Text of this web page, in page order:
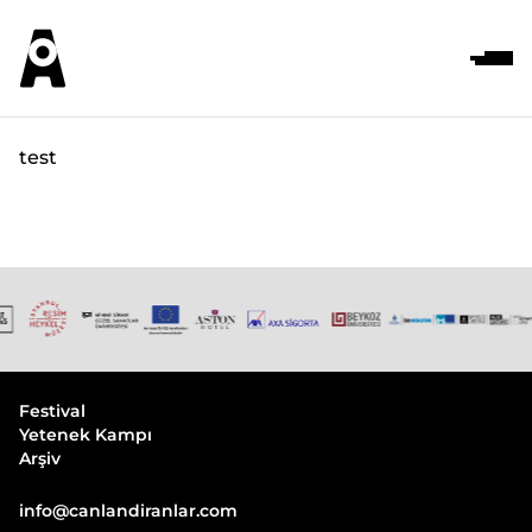
test
Festival
Yetenek Kampı
Arşiv
info@canlandiranlar.com